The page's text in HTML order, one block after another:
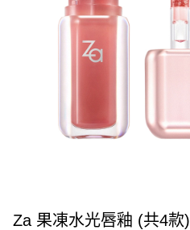
Za 果凍水光唇釉 (共4款)